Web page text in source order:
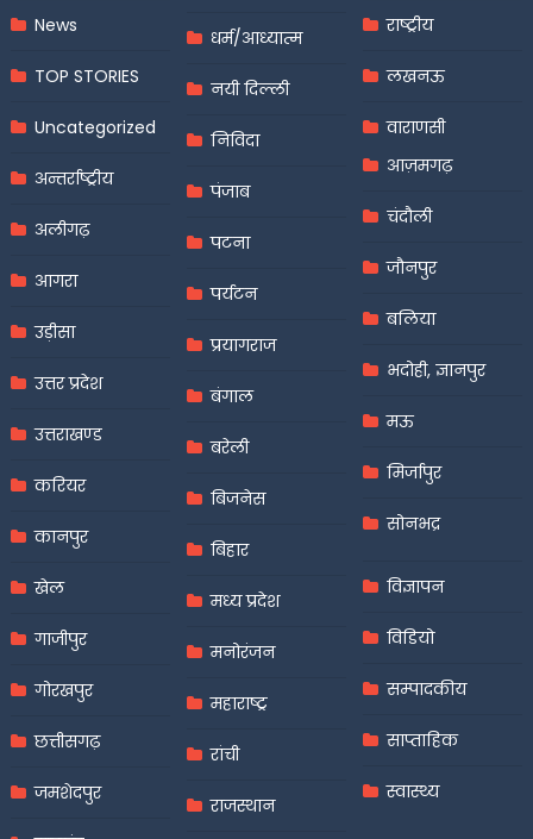
News
TOP STORIES
Uncategorized
अन्तर्राष्ट्रीय
अलीगढ़
आगरा
उड़ीसा
उत्तर प्रदेश
उत्तराखण्ड
करियर
कानपुर
खेल
गाजीपुर
गोरखपुर
छत्तीसगढ़
जमशेदपुर
धर्म/आध्यात्म
नयी दिल्ली
निविदा
पंजाब
पटना
पर्यटन
प्रयागराज
बंगाल
बरेली
बिजनेस
बिहार
मध्य प्रदेश
मनोरंजन
महाराष्ट्र
रांची
राजस्थान
राष्ट्रीय
लखनऊ
वाराणसी
आज़मगढ़
चंदौली
जौनपुर
बलिया
भदोही, ज्ञानपुर
मऊ
मिर्जापुर
सोनभद्र
विज्ञापन
विडियो
सम्पादकीय
साप्ताहिक
स्वास्थ्य